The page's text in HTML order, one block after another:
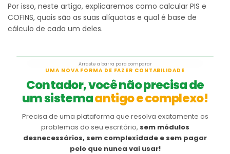
Por isso, neste artigo, explicaremos como calcular PIS e
COFINS, quais são as suas alíquotas e qual é base de
cálculo de cada um deles.
Depois
Arraste a barra para comparar
UMA NOVA FORMA DE FAZER CONTABILIDADE
Contador, você não precisa de
um sistemaantigo e complexo!
Precisa de uma plataforma que resolva exatamente os
problemas do seu escritório, sem módulos
desnecessários, sem complexidade e sem pagar
pelo que nunca vai usar!